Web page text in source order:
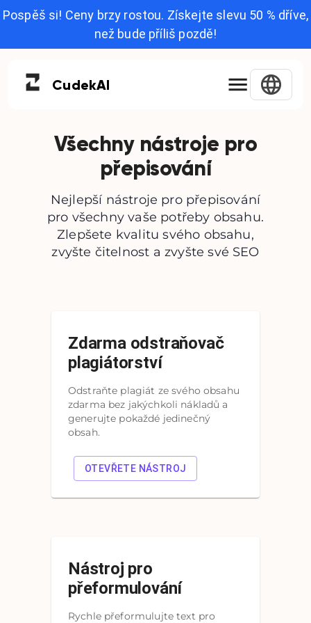
Pospěš si! Ceny brzy rostou. Získejte slevu 50 % dříve,
než bude příliš pozdě!
CudekAI
Všechny nástroje pro
přepisování
Nejlepší nástroje pro přepisování
pro všechny vaše potřeby obsahu.
Zlepšete kvalitu svého obsahu,
zvyšte čitelnost a zvyšte své SEO
Zdarma odstraňovač
plagiátorství
Odstraňte plagiát ze svého obsahu
zdarma bez jakýchkoli nákladů a
generujte pokaždé jedinečný
obsah.
OTEVŘETE NÁSTROJ
Nástroj pro
přeformulování
Rychle přeformulujte text pro